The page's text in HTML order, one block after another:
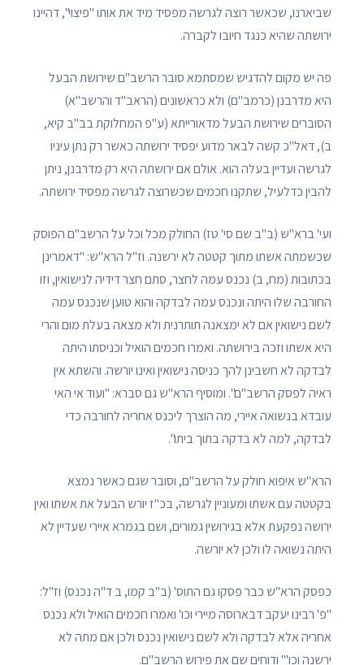
שביארנו, שכאשר רוצה לגרשה מפסיד מיד את אותו "פיצוי", דהיינו
ירושתה שהיא כנגד חיובו לקברה.
פה יש מקום להדגיש שמסתמא סובר הרשב"ם שירושת הבעל
היא מדרבנן (כרמב"ם) ולא כראשונים (הראב"ד והרשב"א)
הסוברים שירושת הבעל מדאורייתא (ע"פ המחלוקת בב"ב קיא,
ב), דאל"כ קשה לבאר מדוע יפסיד ירושתה כאשר רק נתן עיניו
לגרשה ועדיין בעלה הוא. אולם אם ירושתה היא רק מדרבנן, ניתן
להבין כדלעיל, שתקנו חכמים שכשרוצה לגרשה מפסיד ירושתה.
ועי' ברא"ש (ב"ב שם סי' טז) החולק מכל וכל על הרשב"ם הפוסק
שכשמתה אשתו מתוך קטטה לא ירשנה. וז"ל הרא"ש: "דאמרינן
בכתובות (מח, ב) נכנס עמה לחצר, סתם חצר דידיה לנישואין, וזו
החורבה שלו היתה ונכנס עמה לבדקה והוא טוען שנכנס עמה
לשם נישואין אם לא ימצאנה תותרנית ולא מצאה בעלת מום והרי
היא אשתו וזכה בירושתה. ואמרו חכמים הואיל וכניסתו היתה
לבדקה לא חשבינן להך כניסה נישואין ואינו יורשה. והשתא אין
ראיה לפסק הרשב"ם". ומוסיף הרא"ש גם סברא: "ועוד אי האי
עובדא בנשואה איירי, מה הוצרך ליכנס אחריה לחורבה כדי
לבדקה, למה לא בדקה בתוך ביתו".
הרא"ש איפוא חולק על הרשב"ם, וסובר שגם כאשר נמצא
בקטטה עם אשתו ומעוניין לגרשה, בכ"ז יורש הבעל את אשתו ואין
ירושה נפקעת אלא בגירושין גמורים, ושם בגמרא איירי שעדיין לא
היתה נשואה לו ולכן לא יורשה.
כפסק הרא"ש כבר פסקו גם התוס' (ב"ב קמו, ב ד"ה נכנס) וז"ל:
"פ' רבינו יעקב דבארוסה מיירי וכו' ואמרו חכמים הואיל ולא נכנס
אחריה אלא לבדקה ולא לשם נישואין נכנס ולכן אם מתה לא
ירשנה וכו'" ודוחים שם את פירוש הרשב"ם.